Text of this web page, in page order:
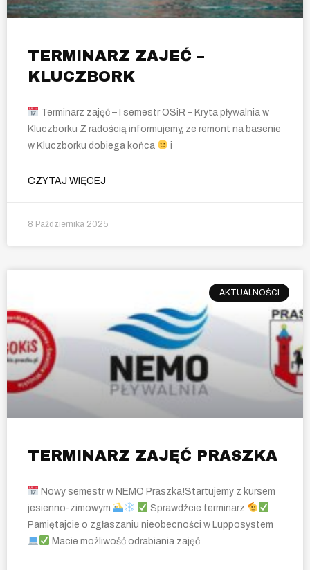
TERMINARZ ZAJEĆ –
KLUCZBORK
Terminarz zajęć – I semestr OSiR – Kryta pływalnia w
Kluczborku Z radością informujemy, ze remont na basenie
w Kluczborku dobiega końca
i
CZYTAJ WIĘCEJ
8 Października 2025
AKTUALNOŚCI
TERMINARZ ZAJĘĆ PRASZKA
Nowy semestr w NEMO Praszka!Startujemy z kursem
jesienno-zimowym
Sprawdźcie terminarz
Pamiętajcie o zgłaszaniu nieobecności w Lupposystem
Macie możliwość odrabiania zajęć